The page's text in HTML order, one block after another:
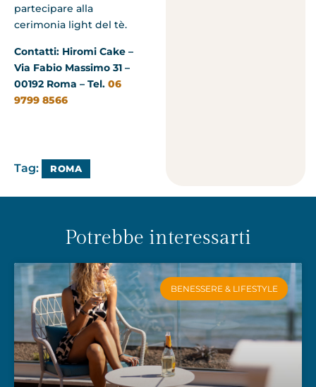
partecipare alla
cerimonia light del tè.
Contatti: Hiromi Cake –
Via Fabio Massimo 31 –
00192 Roma – Tel. 06
9799 8566
Tag: ROMA
Potrebbe interessarti
BENESSERE & LIFESTYLE